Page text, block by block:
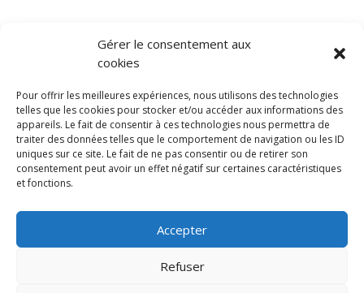
Gérer le consentement aux
cookies
Pour offrir les meilleures expériences, nous utilisons des technologies
telles que les cookies pour stocker et/ou accéder aux informations des
appareils. Le fait de consentir à ces technologies nous permettra de
traiter des données telles que le comportement de navigation ou les ID
uniques sur ce site. Le fait de ne pas consentir ou de retirer son
consentement peut avoir un effet négatif sur certaines caractéristiques
et fonctions.
Accepter
Refuser